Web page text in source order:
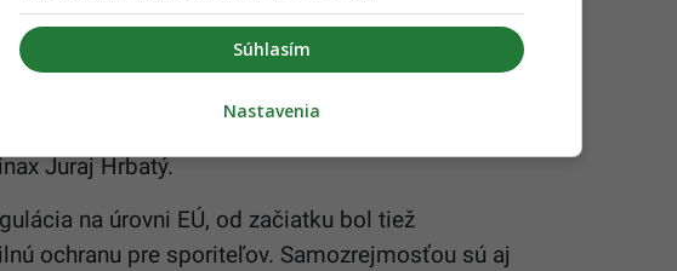
vlastnosti, ako sú výrazne nižšie poplatky
umožňuje sporiť si na dôchodok s pokojom.
s maximálnou opatrnosťou a zameraním sa na
pravidiel, ktoré stanovuje Európska únia,“
Juraj Hrbatý.
na úrovni EÚ, od začiatku bol tiež
ochranu pre sporiteľov. Samozrejmosťou sú aj
Súhlasím
Nastavenia